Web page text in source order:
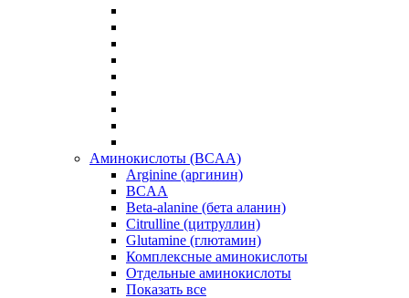
Аминокислоты (BCAA)
Arginine (аргинин)
BCAA
Beta-alanine (бета аланин)
Citrulline (цитруллин)
Glutamine (глютамин)
Комплексные аминокислоты
Отдельные аминокислоты
Показать все